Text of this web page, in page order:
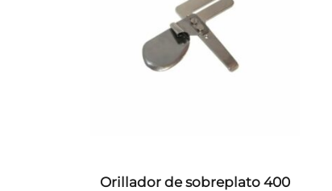
Orillador de sobreplato 400